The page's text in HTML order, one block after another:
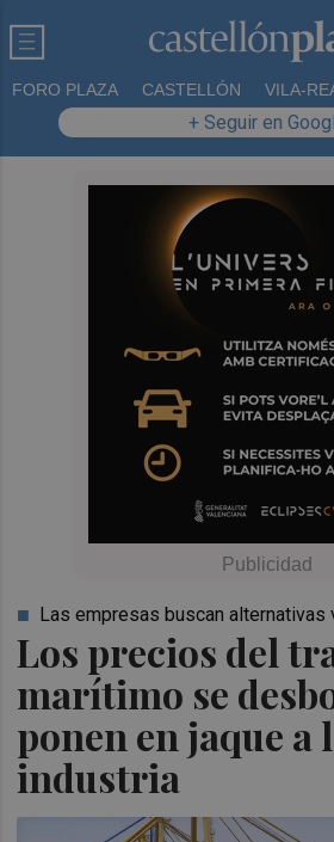
FORO PLAZA CASTELLÓN VILA-
+ Seguir en
Los precios del
marítimo se
ponen en jaque a
industria
Las empresas buscan alternativas